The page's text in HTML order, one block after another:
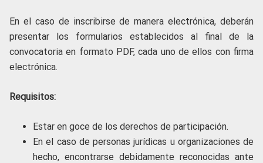
En el caso de inscribirse de manera electrónica, deberán
presentar los formularios establecidos al final de la
convocatoria en formato PDF, cada uno de ellos con firma
electrónica.
Requisitos:
Estar en goce de los derechos de participación.
En el caso de personas jurídicas u organizaciones de
hecho, encontrarse debidamente reconocidas ante